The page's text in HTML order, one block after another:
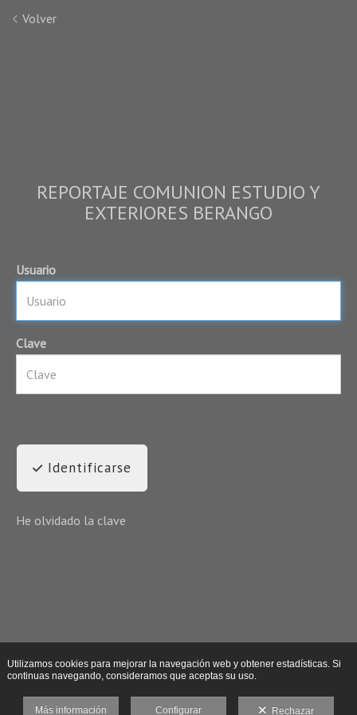
Volver
REPORTAJE COMUNION ESTUDIO Y
EXTERIORES BERANGO
Usuario
Clave
Identificarse
He olvidado la clave
Utilizamos cookies para mejorar la navegación web y obtener estadísticas. Si
continuas navegando, consideramos que aceptas su uso.
Más información Configurar Rechazar